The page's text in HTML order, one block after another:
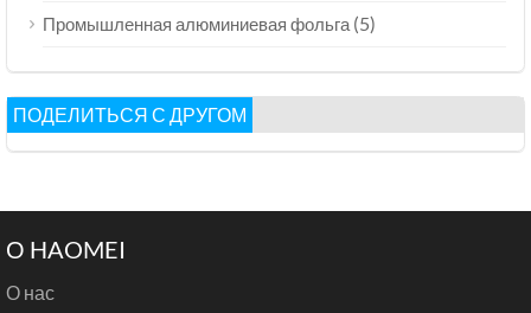
Промышленная алюминиевая фольга (5)
ПОДЕЛИТЬСЯ С ДРУГОМ
О HAOMEI
О нас